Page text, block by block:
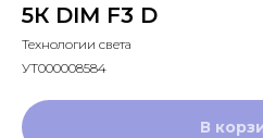
5К DIM F3 D
Технологии света
УТ000008584
В